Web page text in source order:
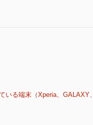
る端末（Xperia、GALAXY、